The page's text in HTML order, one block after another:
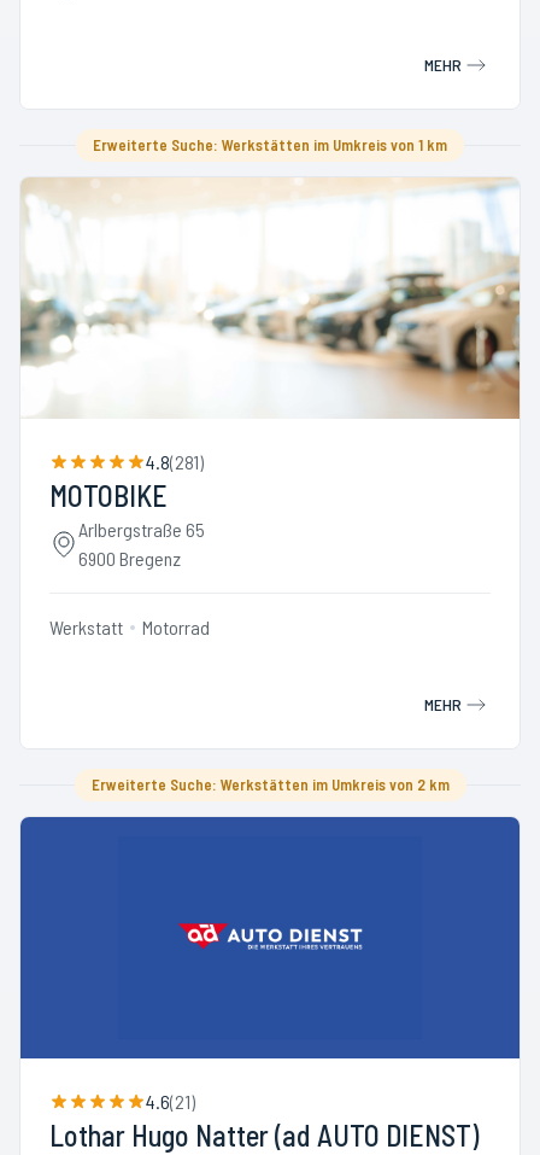
MEHR
Erweiterte Suche: Werkstätten im Umkreis von 1 km
4.8(281)
MOTOBIKE
Arlbergstraße 65
6900 Bregenz
Werkstatt Motorrad
MEHR
Erweiterte Suche: Werkstätten im Umkreis von 2 km
4.6(21)
Lothar Hugo Natter (ad AUTO DIENST)